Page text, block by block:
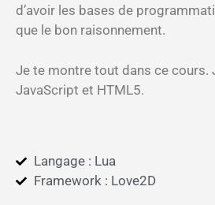
d’avoir les bases de
que le bon raisonnement.
Je te montre tout dans ce cours.
JavaScript et HTML5.
Langage : Lua
Framework : Love2D